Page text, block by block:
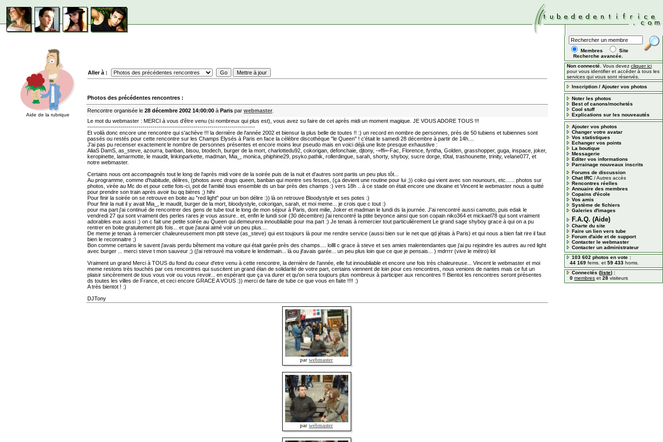
Aide de la rubrique
Aller à :
Photos des précédentes rencontres :
Rencontre organisée le 28 décembre 2002 14:00:00 à Paris par webmaster
Le mot du webmaster : MERCI à vous d'être venu (si nombreux qui plus est), vous avez su faire de cet après midi un moment magique. JE VOUS ADORE TOUS !!!
-------------------------------------------------------------------------------------
Et voilà donc encore une rencontre qui s'achève !!! la dernière de l'année 2002 et biensur la plus belle de toutes !! :) un record en nombre de personnes, près de 50 tubiens et tubiennes sont
passés ou restés pour cette rencontre sur les Champs Elysés à Paris en face la célèbre discothèque "le Queen" ! c'était le samedi 28 décembre à partir de 14h....
J'ai pas pu recenser exactement le nombre de personnes présentes et encore moins leur pseudo mais en voici déjà une liste presque exhaustive :
AliaS DamS, as_steve, azourra, banban, bisou, btodech, burger de la mort, charlottedu92, cokorigan, defonchaie, djtony, -=ffi=-Fac, Florence, fyntha, Golden, grasshopper, guga, inspace, joker,
keropinette, lamarmotte, le maudit, linkinparkette, madman, Mia_, monica, phiphine29, psyko.pathik, rollerdingue, sarah, shorty, shyboy, sucre dorge, t0tal, trashounette, trinity, velane077, et
notre webmaster.
Certains nous ont accompagnés tout le long de l'après midi voire de la soirée puis de la nuit et d'autres sont partis un peu plus tôt...
Au programme, comme d'habitude, délires, (photos avec drags queen, banban qui montre ses fesses, (ça devient une routine pour lui ;)) coko qui vient avec son nounours, etc...... photos sur
photos, virée au Mc do et pour cette fois-ci, pot de l'amitié tous ensemble ds un bar près des champs :) vers 18h .. à ce stade on était encore une dixaine et Vincent le webmaster nous a quitté
pour prendre son train après avoir bu qq bières ;) hihi
Pour finir la soirée on se retrouve en boite au "red light" pour un bon délire :)) là on retrouve Bloodystyle et ses potes :)
Pour finir la nuit il y avait Mia_, le maudit, burger de la mort, bloodystyle, cokorigan, sarah, et moi meme... je crois que c tout :)
pour ma part j'ai continué de rencontrer des gens de tube tout le long de mon séjour à Paris, dont milie, Joker et madman le lundi ds la journée. J'ai rencontré aussi camotto, puis edak le
vendredi 27 qui sont vraiment des perles rares je vous assure.. et, enfin le lundi soir (30 décembre) j'ai rencontré la ptite beyonce ainsi que son copain niko364 et mickael78 qui sont vraiment
adorables eux aussi :) on c fait une petite soirée au Queen qui demeurera innoubliable pour ma part :) Je tenais à remercier tout particulièrement Le grand sage shyboy grace à qui on a pu
rentrer en boite gratuitement pls fois... et que j'aurai aimé voir un peu plus....
De meme je tenais à remercier chaleureusement mon ptit steve (as_steve) qui est toujours là pour me rendre service (aussi bien sur le net que qd jétais à Paris) et qui nous a bien fait rire il faut
bien le reconnaitre ;)
Bon comme certains le savent j'avais perdu bêtement ma voiture qui était garée près des champs.... lollll c grace à steve et ses amies malentendantes que j'ai pu rejoindre les autres au red light
avec burger ... merci steve t mon sauveur ;) (j'ai retrouvé ma voiture le lendemain... là ou jl'avais garée... un peu plus loin que ce que je pensais... ) mdrrrr (vive le métro) lol
Vraiment un grand Merci à TOUS du fond du coeur d'etre venu à cette rencontre, la dernière de l'année, elle fut innoubliable et encore une fois très chaleureuse... Vincent le webmaster et moi
meme restons très touchés par ces rencontres qui suscitent un grand élan de solidarité de votre part, certains viennent de loin pour ces rencontres, nous venions de nantes mais ce fut un
plaisir sincèrement de tous vous voir ou vous revoir... en espérant que ça va durer et qu'on sera toujours plus nombreux à participer aux rencontres !! Bientot les rencontres seront présentes
ds toutes les villes de France, et ceci encore GRACE A VOUS :)) merci de faire de tube ce que vous en faite !!!! :)
A très bientot ! :)
DJTony
par webmaster
par webmaster
Membres
Site
Recherche avancée.
Non connecté. Vous devez cliquer ici
pour vous identifier et accéder à tous les
services qui vous sont réservés.
Inscription / Ajouter vos photos
Noter les photos
Best of canons/mochetés
Cool stuff
Explications sur les nouveautés
Ajouter vos photos
Changer votre avatar
Vos statistiques
Echanger vos points
La boutique
Messagerie
Editer vos informations
Parrainage nouveaux inscrits
Forums de discussion
Chat IRC /Autres accès
Rencontres réelles
Annuaire des membres
Copains d'école
Vos amis
Système de fichiers
Galeries d'images
F.A.Q. (Aide)
Charte du site
Faire un lien vers tube
Forum d'aide et de support
Contacter le webmaster
Contacter un administrateur
103 602 photos en vote :
44 169 fems. et 59 433 homs.
Connectés (liste) :
0 membres et 28 visiteurs